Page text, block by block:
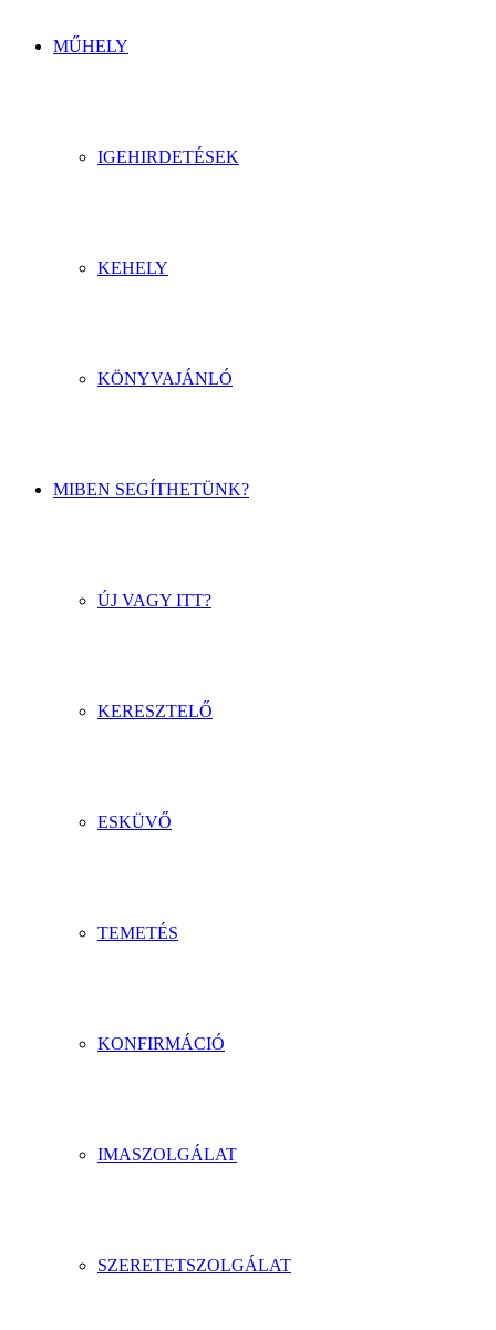
MŰHELY
IGEHIRDETÉSEK
KEHELY
KÖNYVAJÁNLÓ
MIBEN SEGÍTHETÜNK?
ÚJ VAGY ITT?
KERESZTELŐ
ESKÜVŐ
TEMETÉS
KONFIRMÁCIÓ
IMASZOLGÁLAT
SZERETETSZOLGÁLAT